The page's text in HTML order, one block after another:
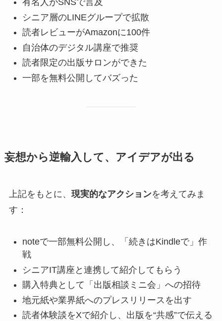
有名人がSNSで言及
シニア層のLINEグループで拡散
読者レビューがAmazonに100件
自治体のデジタル講座で推奨
読者限定の出版サロンができた
一部を無料公開してバズった
妄想から逆輸入して、アイデアが出る
上記をもとに、 現実的なアクションを考えてみま
す：
noteで一部無料公開し、「続きはKindleで」作
戦
シニアIT講座と連携して紹介してもらう
購入特典として「出版相談ミニ会」への招待
地元紙や業界紙へのプレスリリースを出す
読者体験談をXで紹介し、出版を“共感”で伝える